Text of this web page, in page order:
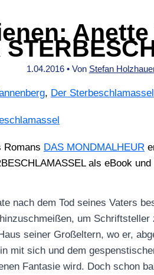
1.04.2016 • Von Stefan
, Der Sterbeschlamassel
Romans DAS MONDMALHEUR
als eBook
nach dem Tod sei­nes Vaters
um
sei­ner Groß­el­tern, wo er,
mit sich und dem
Fan­ta­sie wird. Doch schon